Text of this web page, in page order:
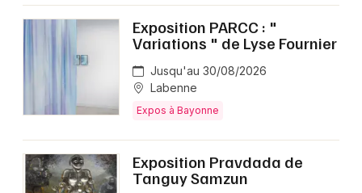
Exposition PARCC : "
Variations " de Lyse Fournier
Jusqu'au 30/08/2026
Labenne
Expos à Bayonne
Exposition Pravdada de
Tanguy Samzun